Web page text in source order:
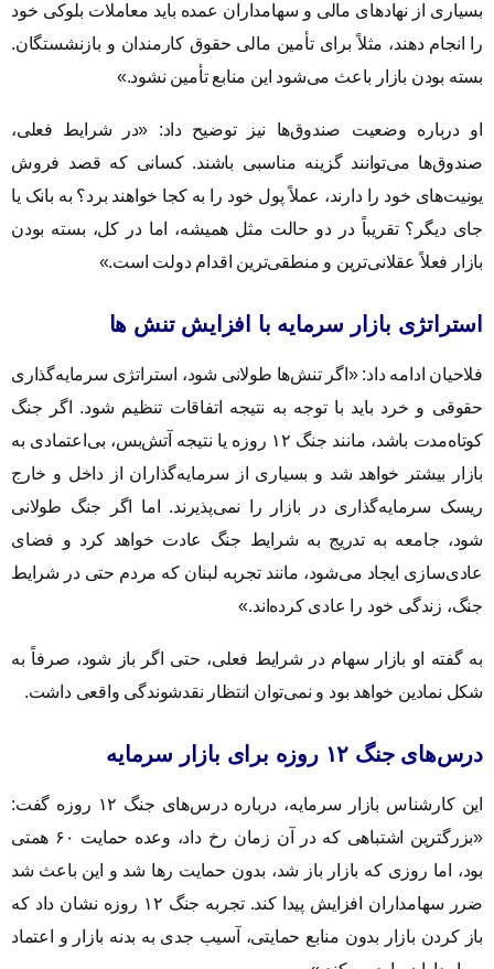
بسیاری از نهادهای مالی و سهامداران عمده باید معاملات بلوکی خود
را انجام دهند، مثلاً برای تأمین مالی حقوق کارمندان و بازنشستگان.
بسته بودن بازار باعث می‌شود این منابع تأمین نشود.»
او درباره وضعیت صندوق‌ها نیز توضیح داد: «در شرایط فعلی،
صندوق‌ها می‌توانند گزینه مناسبی باشند. کسانی که قصد فروش
یونیت‌های خود را دارند، عملاً پول خود را به کجا خواهند برد؟ به بانک یا
جای دیگر؟ تقریباً در دو حالت مثل همیشه، اما در کل، بسته بودن
بازار فعلاً عقلانی‌ترین و منطقی‌ترین اقدام دولت است.»
استراتژی بازار‌‌ سرمایه با افزایش تنش ها
فلاحیان ادامه داد: «اگر تنش‌ها طولانی شود، استراتژی سرمایه‌گذاری
حقوقی و خرد باید با توجه به نتیجه اتفاقات تنظیم شود. اگر جنگ
کوتاه‌مدت باشد، مانند جنگ ۱۲ روزه یا نتیجه آتش‌بس، بی‌اعتمادی به
بازار بیشتر خواهد شد و بسیاری از سرمایه‌گذاران از داخل و خارج
ریسک سرمایه‌گذاری در بازار را نمی‌پذیرند. اما اگر جنگ طولانی
شود، جامعه به تدریج به شرایط جنگ عادت خواهد کرد و فضای
عادی‌سازی ایجاد می‌شود، مانند تجربه لبنان که مردم حتی در شرایط
جنگ، زندگی خود را عادی کرده‌اند.»
به گفته او بازار سهام در شرایط فعلی، حتی اگر باز شود، صرفاً به
شکل نمادین خواهد بود و نمی‌توان انتظار نقدشوندگی واقعی داشت.
درس‌های جنگ ۱۲ روزه برای بازار سرمایه
این کارشناس بازار سرمایه، درباره درس‌های جنگ ۱۲ روزه گفت:
«بزرگترین اشتباهی که در آن زمان رخ داد، وعده حمایت ۶۰ همتی
بود، اما روزی که بازار باز شد، بدون حمایت رها شد و این باعث شد
ضرر سهامداران افزایش پیدا کند. تجربه جنگ ۱۲ روزه نشان داد که
باز کردن بازار بدون منابع حمایتی، آسیب جدی به بدنه بازار و اعتماد